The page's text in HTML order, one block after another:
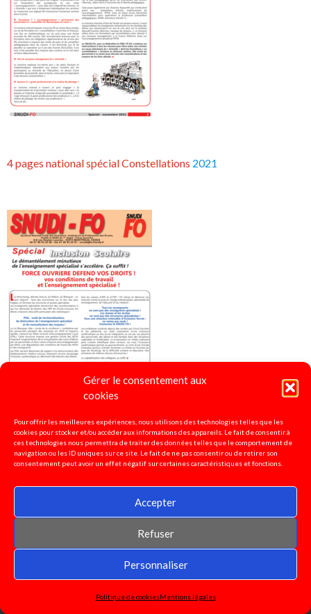
Gérer le consentement aux
cookies
Pour offrir les meilleures expériences, nous utilisons des technologies telles que les
cookies pour stocker et/ou accéder aux informations des appareils. Le fait de consentir à
ces technologies nous permettra de traiter des données telles que le comportement de
navigation ou les ID uniques sur ce site. Le fait de ne pas consentir ou de retirer son
consentement peut avoir un effet négatif sur certaines caractéristiques et fonctions.
Accepter
Refuser
Personnaliser
Politique de cookiesMentions légales
4 pages national spécial Constellations 2021
4 pages spécial "Ecole Inclusive"2020